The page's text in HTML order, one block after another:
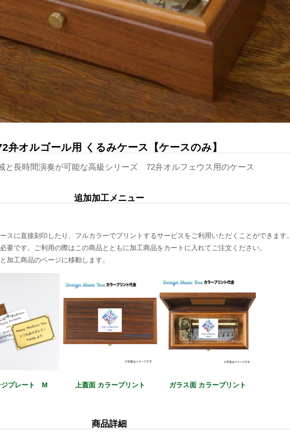
弁オルゴール用 くるみケース【ケースのみ】
と長時間演奏が可能な高級シリーズ 72弁オルフェウス用のケース
追加加工メニュー
スに直接刻印したり、フルカラーでプリントするサービスをご利用いただくことができます。
要です。ご利用の際はこの商品とともに加工商品をカートに入れてご注文ください。
加工商品のページに移動します。
ジプレート M 上蓋面 カラープリント ガラス面 カラープリント
商品詳細